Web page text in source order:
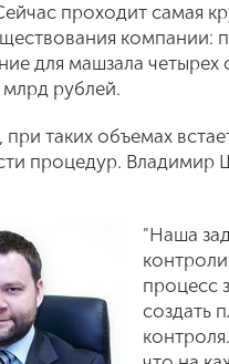
проходит самая
компании:
для машзала четырех
рублей.
при таких объемах
процедур. Владимир
"Наша
процесс
создать